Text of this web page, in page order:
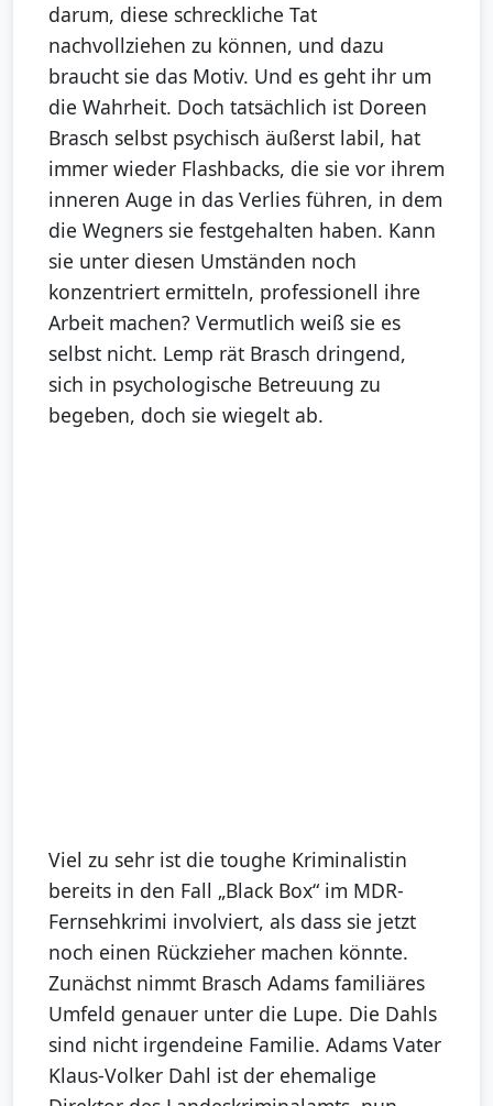
darum, diese schreckliche Tat
nachvollziehen zu können, und dazu
braucht sie das Motiv. Und es geht ihr um
die Wahrheit. Doch tatsächlich ist Doreen
Brasch selbst psychisch äußerst labil, hat
immer wieder Flashbacks, die sie vor ihrem
inneren Auge in das Verlies führen, in dem
die Wegners sie festgehalten haben. Kann
sie unter diesen Umständen noch
konzentriert ermitteln, professionell ihre
Arbeit machen? Vermutlich weiß sie es
selbst nicht. Lemp rät Brasch dringend,
sich in psychologische Betreuung zu
begeben, doch sie wiegelt ab.
Viel zu sehr ist die toughe Kriminalistin
bereits in den Fall „Black Box“ im MDR-
Fernsehkrimi involviert, als dass sie jetzt
noch einen Rückzieher machen könnte.
Zunächst nimmt Brasch Adams familiäres
Umfeld genauer unter die Lupe. Die Dahls
sind nicht irgendeine Familie. Adams Vater
Klaus-Volker Dahl ist der ehemalige